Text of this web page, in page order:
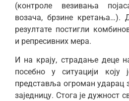
(контроле везивања
возача, брзине кретања…).
резултате постигли
и репресивних мера.
И на крају, страдање деце
посебно у ситуацији коју
представља огроман ударац
заједницу. Стога је дужност